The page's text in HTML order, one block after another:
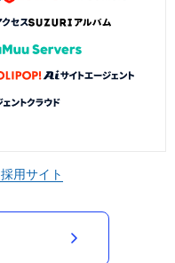
採用サイト